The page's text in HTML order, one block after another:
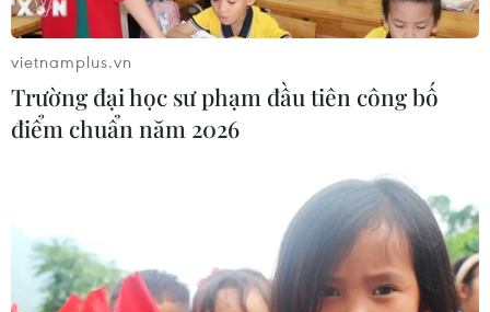
09/08/2026 08:02
Điểm chuẩn Đại học Bách khoa Hà
Nội lập đỉnh với 29,54 điểm
Điểm chuẩn Đại học Kinh tế quốc
dân cao nhất lên đến trên 9,6 điểm
vietnamplus.vn
Trường đại học sư phạm đầu tiên công bố
điểm chuẩn năm 2026